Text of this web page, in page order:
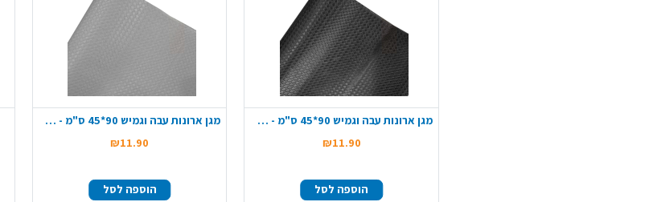
מגן ארונות עבה וגמיש 90*45 ס"מ - שחור
₪11.90
הוספה לסל
מגן ארונות עבה וגמיש 90*45 ס"מ - אפור
₪11.90
הוספה לסל